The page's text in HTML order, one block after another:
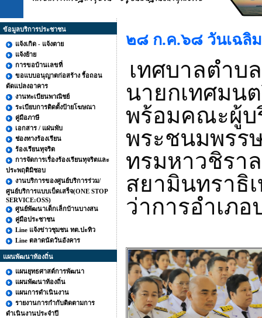
ข้อมูลบริการประชาชน
แจ้งเกิด - แจ้งตาย
แจ้งย้าย
การขอบ้านเลขที่
ขอแบบอนุญาตก่อสร้าง รื้อถอน
ดัดแปลงอาคาร
งานทะเบียนพาณิชย์
ระเบียบการติดตั้งป้ายโฆษณา
คู่มือภาษี
เอกสาร / แผ่นพับ
ช่องทางร้องเรียน
ร้องเรียนทุจริต
การจัดการเรื่องร้องเรียนทุจริตและ
ประพฤติมิชอบ
งานบริการของศูนย์บริการร่วม/
ศูนย์บริการแบบเบ็ดเสร็จ(ONE STOP
SERVICE:OSS)
ศูนย์พัฒนาเด็กเล็กบ้านบางสน
คู่มือประชาชน
Line แจ้งข่าวชุมชน ทต.ปะทิว
Line ตลาดนัดวันอังคาร
แผนพัฒนาท้องถิ่น
แผนยุทธศาสต์การพัฒนา
แผนพัฒนาท้องถิ่น
แผนการดำเนินงาน
รายงานการกำกับติดตามการ
ดำเนินงานประจำปี
๒๘ ก.ค.๖๘ วันเฉลิม
เทศบาลตำบ
นายกเทศมน
พร้อมคณะผู้บ
พระชนมพรร
ทรมหาวชิรา
สยามินทราธิ
ว่าการอำเภอ